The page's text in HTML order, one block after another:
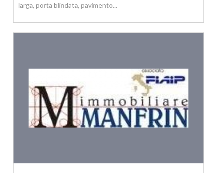
larga, porta blindata, pavimento...